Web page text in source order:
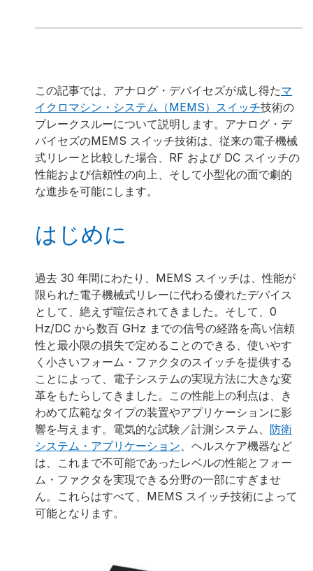
MEMS 技術の研究開発を担当しています。現在は、ア
Padraig Fitzgerald
Padraig Fitzgeraldは、アナログ・デバイセズの高精度
スイッチ・グループの主席設計エンジニアで、MEMS
スイッチの製品およびデバイス設計者として勤務して
して入社。2007年からスイッチの設計に携わっていま
す。2002年にリムリック大学で電子工学の学士号を取
る修士課程を修了しています。更に、ロンドン大学で
金融経済学の修士号も取得しました。
padraig.fitzgerald@analog.com
Padraig McDaid
Padraig McDaid は、1998 年にアイルランドのリムリ
ック大学で電子工学の学士号を取得しました。アナロ
グ・デバイセズのスイッチ／マルチプレクサ・マーケ
ティング部門のマネージャとして、主に MEMS 技術
の研究開発に従事しています。2009 年のアナログ・
デバイセズ入社以前は、多国籍企業や中小企業で、
RF 設計、アプリケーション、マーケティングなどの
この記事では、アナログ・デバイセズが成し得たマ
イクロマシン・システム（MEMS）スイッチ技術の
ブレークスルーについて説明します。アナログ・デ
バイセズのMEMS スイッチ技術は、従来の電子機械
式リレーと比較した場合、RF および DC スイッチの
性能および信頼性の向上、そして小型化の面で劇的
な進歩を可能にします。
はじめに
過去 30 年間にわたり、MEMS スイッチは、性能が
限られた電子機械式リレーに代わる優れたデバイス
として、絶えず喧伝されてきました。そして、0
Hz/DC から数百 GHz までの信号の経路を高い信頼
性と最小限の損失で定めることのできる、使いやす
く小さいフォーム・ファクタのスイッチを提供する
ことによって、電子システムの実現方法に大きな変
革をもたらしてきました。この性能上の利点は、き
わめて広範なタイプの装置やアプリケーションに影
響を与えます。電気的な試験／計測システム、 防衛
システム・アプリケーション、ヘルスケア機器など
は、これまで不可能であったレベルの性能とフォー
ム・ファクタを実現できる分野の一部にすぎませ
ん。これらはすべて、MEMS スイッチ技術によって
可能となります。